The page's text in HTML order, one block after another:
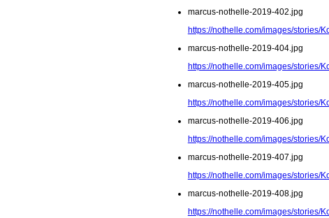
marcus-nothelle-2019-402.jpg
https://nothelle.com/images/stories/
marcus-nothelle-2019-404.jpg
https://nothelle.com/images/stories/
marcus-nothelle-2019-405.jpg
https://nothelle.com/images/stories/
marcus-nothelle-2019-406.jpg
https://nothelle.com/images/stories/
marcus-nothelle-2019-407.jpg
https://nothelle.com/images/stories/
marcus-nothelle-2019-408.jpg
https://nothelle.com/images/stories/